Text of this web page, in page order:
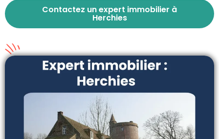
Contactez un expert immobilier à
Herchies